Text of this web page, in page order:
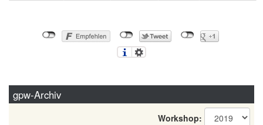
gpw-Archiv
Workshop: